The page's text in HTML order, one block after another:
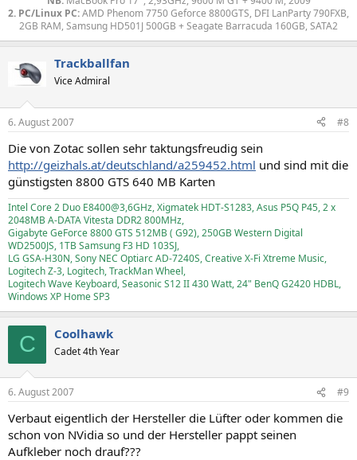
2. PC/Linux PC:AMD Phenom 7750 Geforce 8800GTS, DFI LanParty 790FXB,
2GB RAM, Samsung HD501J 500GB + Seagate Barracuda 160GB, SATA2​
Trackballfan
Vice Admiral
6. August 2007 #8
Die von Zotac sollen sehr taktungsfreudig sein
http://geizhals.at/deutschland/a259452.html und sind mit die
günstigsten 8800 GTS 640 MB Karten
Intel Core 2 Duo E8400@3,6GHz, Xigmatek HDT-S1283, Asus P5Q P45, 2 x
2048MB A-DATA Vitesta DDR2 800MHz,
Gigabyte GeForce 8800 GTS 512MB ( G92), 250GB Western Digital
WD2500JS, 1TB Samsung F3 HD 103SJ,
LG GSA-H30N, Sony NEC Optiarc AD-7240S, Creative X-Fi Xtreme Music,
Logitech Z-3, Logitech, TrackMan Wheel,
Logitech Wave Keyboard, Seasonic S12 II 430 Watt, 24" BenQ G2420 HDBL,
Windows XP Home SP3
C Coolhawk
Cadet 4th Year
6. August 2007 #9
Verbaut eigentlich der Hersteller die Lüfter oder kommen die
schon von NVidia so und der Hersteller pappt seinen
Aufkleber noch drauf???